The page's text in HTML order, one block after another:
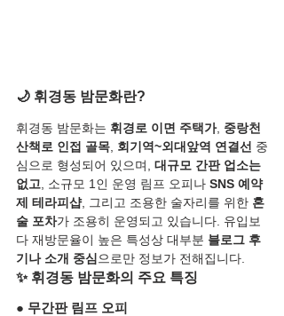
🌙 휘경동 밤문화란?
휘경동 밤문화는 휘경로 이면 주택가, 중랑천
산책로 인접 골목 회기역~외대앞역 연결선 중
심으로 형성되어 있으며, 대규모 간판 업소는
없고 , 소규모 1인 운영 림프 오피나 SNS 예약
제 테라피샵, 그리고 조용한 술자리를 위한 혼
술 포차가 조용히 운영되고 있습니다. 유입보
다 재방문율이 높은 특성상 대부분 블로그 후
기나 소개 중심 으로만 정보가 전해집니다.
✨ 휘경동 밤문화의 주요 특징
● 무간판 림프 오피